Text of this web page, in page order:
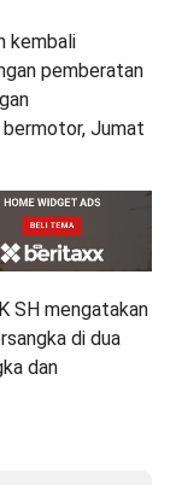
kembali
pemberatan
bermotor, Jumat
SH mengatakan
di dua
dan